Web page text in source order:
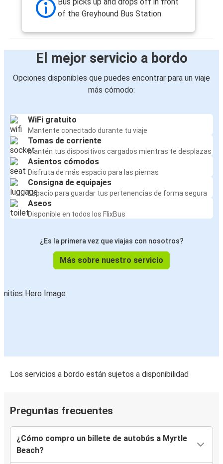
of the Greyhound Bus Station
El mejor servicio a bordo
Opciones disponibles que puedes encontrar para un viaje
más cómodo:
WiFi gratuito
Mantente conectado durante tu viaje
Tomas de corriente
Mantén tus dispositivos cargados mientras te desplazas
Asientos cómodos
Disfruta de más espacio para las piernas
Consigna de equipajes
Espacio para guardar tus pertenencias de forma segura
Aseos
Disponible en todos los FlixBus
¿Es la primera vez que viajas con nosotros?
Más sobre nuestro servicio
Los servicios a bordo están sujetos a disponibilidad
Preguntas frecuentes
¿Cómo compro un billete de autobús a Myrtle
Beach?